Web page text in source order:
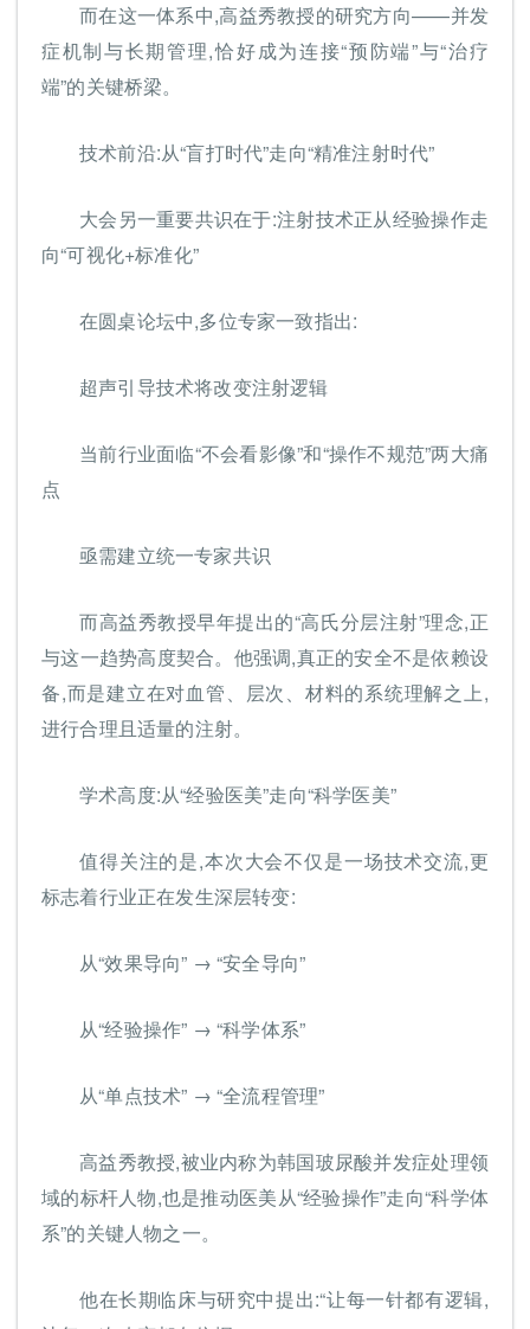
而在这一体系中,高益秀教授的研究方向——并发
症机制与长期管理,恰好成为连接“预防端”与“治疗
端”的关键桥梁。
技术前沿:从“盲打时代”走向“精准注射时代”
大会另一重要共识在于:注射技术正从经验操作走
向“可视化+标准化”
在圆桌论坛中,多位专家一致指出:
超声引导技术将改变注射逻辑
当前行业面临“不会看影像”和“操作不规范”两大痛
点
亟需建立统一专家共识
而高益秀教授早年提出的“高氏分层注射”理念,正
与这一趋势高度契合。他强调,真正的安全不是依赖设
备,而是建立在对血管、层次、材料的系统理解之上,
进行合理且适量的注射。
学术高度:从“经验医美”走向“科学医美”
值得关注的是,本次大会不仅是一场技术交流,更
标志着行业正在发生深层转变:
从“效果导向” → “安全导向”
从“经验操作” → “科学体系”
从“单点技术” → “全流程管理”
高益秀教授,被业内称为韩国玻尿酸并发症处理领
域的标杆人物,也是推动医美从“经验操作”走向“科学体
系”的关键人物之一。
他在长期临床与研究中提出:“让每一针都有逻辑,